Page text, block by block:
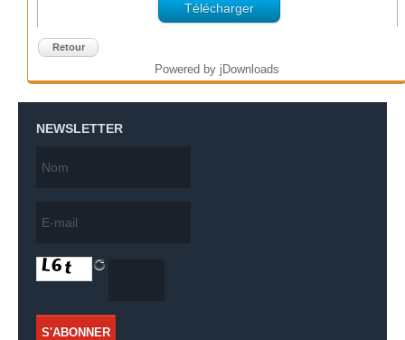
Télécharger
Retour
Powered by jDownloads
NEWSLETTER